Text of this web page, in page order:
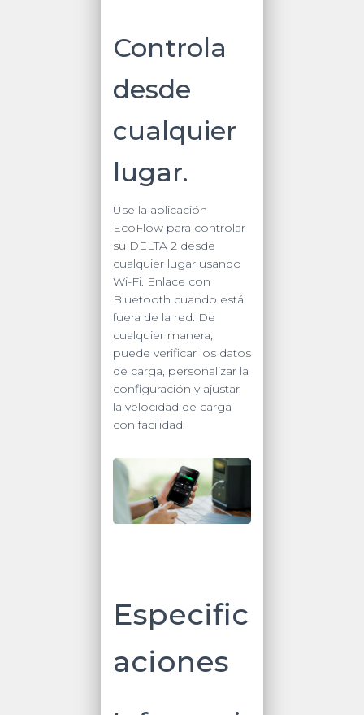
Controla
desde
cualquier
lugar.
Use la aplicación
EcoFlow para controlar
su DELTA 2 desde
cualquier lugar usando
Wi-Fi. Enlace con
Bluetooth cuando está
fuera de la red. De
cualquier manera,
puede verificar los datos
de carga, personalizar la
configuración y ajustar
la velocidad de carga
con facilidad.
Especific
aciones